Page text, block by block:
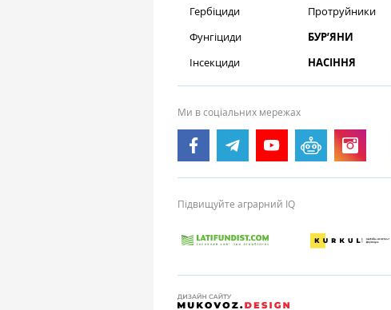
Гербіциди
Фунгіциди
Інсекциди
Протруйники
БУР’ЯНИ
НАСІННЯ
Ми в соціальних мережах
Підвищуйте аграрний IQ